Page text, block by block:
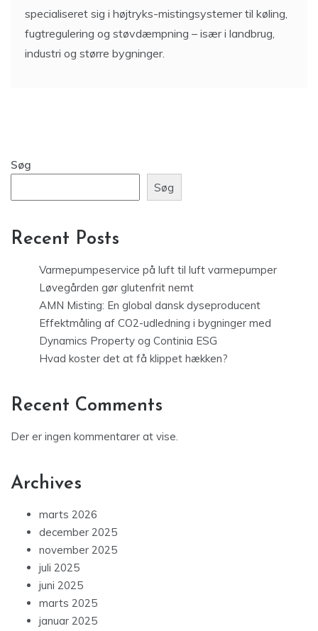
specialiseret sig i højtryks-mistingsystemer til køling,
fugtregulering og støvdæmpning – især i landbrug,
industri og større bygninger.
Søg
Søg
Recent Posts
Varmepumpeservice på luft til luft varmepumper
Løvegården gør glutenfrit nemt
AMN Misting: En global dansk dyseproducent
Effektmåling af CO2-udledning i bygninger med
Dynamics Property og Continia ESG
Hvad koster det at få klippet hækken?
Recent Comments
Der er ingen kommentarer at vise.
Archives
marts 2026
december 2025
november 2025
juli 2025
juni 2025
marts 2025
januar 2025